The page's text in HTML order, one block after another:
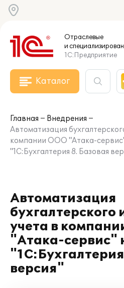
Отраслевые
и
1С:Предприятие
Каталог
Главная
Внедрения
Автоматизация
компании ООО "Атака-сервис"
"1С:Бухгалтерия 8. Базовая
Автоматизация
бухгалтерского
учета в
"Атака-сервис"
версия"